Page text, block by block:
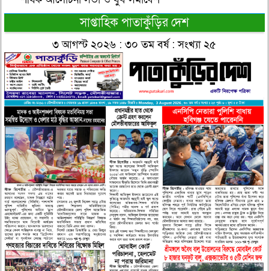
সাপ্তাহিক পাতাকুঁড়ির দেশ
৩ আগস্ট ২০২৬ : ৩০ তম বর্ষ : সংখ্যা ২৫